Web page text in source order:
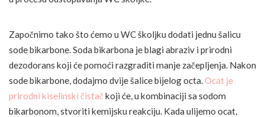
Započnimo tako što ćemo u WC školjku dodati jednu šalicu
sode bikarbone. Soda bikarbona je blagi abraziv i prirodni
dezodorans koji će pomoći razgraditi manje začepljenja. Nakon
sode bikarbone, dodajmo dvije šalice bijelog octa.Ocat je
prirodni kiselinski čistač koji će, u kombinaciji sa sodom
bikarbonom, stvoriti kemijsku reakciju. Kada ulijemo ocat,